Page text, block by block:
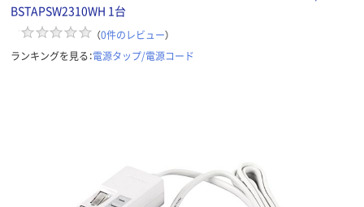
BSTAPSW2310WH 1台
（0件のレビュー）
ランキングを見る：電源タップ/電源コード